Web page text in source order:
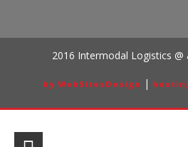
2016 Intermodal Logistics @
by WebSitesDesign |